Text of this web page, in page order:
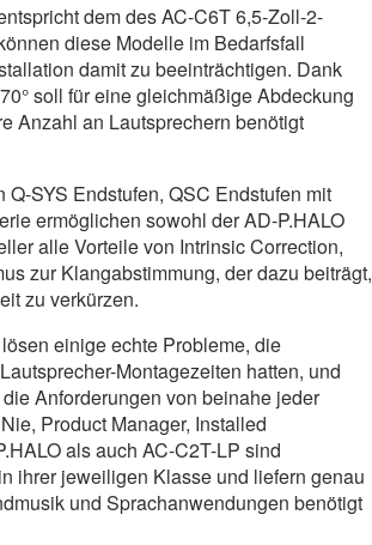
dem des AC-C6T 6,5-Zoll-2-
diese Modelle im Bedarfsfall
damit zu beeinträchtigen. Dank
soll für eine gleichmäßige Abdeckung
Anzahl an Lautsprechern benötigt
SYS Endstufen, QSC Endstufen mit
ermöglichen sowohl der AD-P.HALO
alle Vorteile von Intrinsic Correction,
zur Klangabstimmung, der dazu beiträgt,
zu verkürzen.
einige echte Probleme, die
Montagezeiten hatten, und
Anforderungen von beinahe jeder
Product Manager, Installed
als auch AC-C2T-LP sind
ihrer jeweiligen Klasse und liefern genau
und Sprachanwendungen benötigt